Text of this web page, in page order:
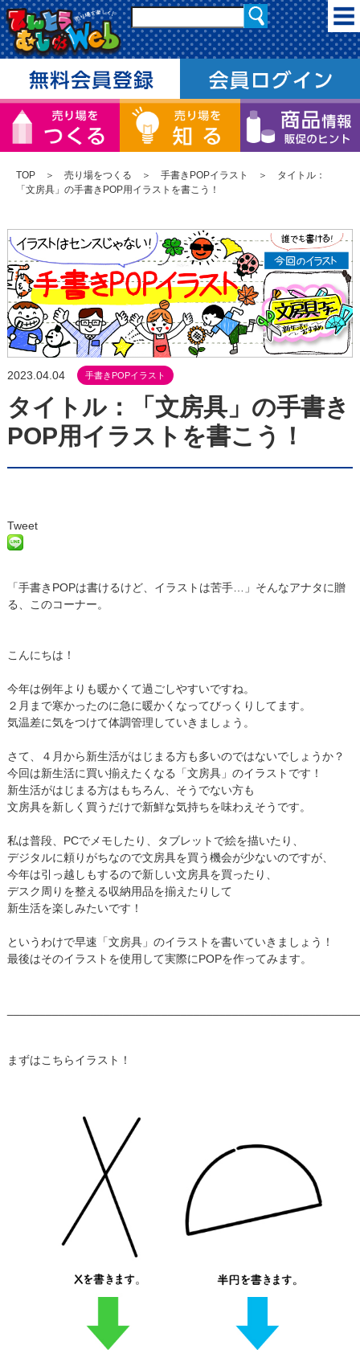
TOP ＞ 売り場をつくる ＞ 手書きPOPイラスト
＞ タイトル：
「文房具」の手書きPOP用イラストを書こう！
2023.04.04 手書きPOPイラスト
タイトル：「文房具」の手書き
POP用イラストを書こう！
Tweet
「手書きPOPは書けるけど、イラストは苦手…」そんなアナタに贈
る、このコーナー。
こんにちは！
今年は例年よりも暖かくて過ごしやすいですね。
２月まで寒かったのに急に暖かくなってびっくりしてます。
気温差に気をつけて体調管理していきましょう。
さて、４月から新生活がはじまる方も多いのではないでしょうか？
今回は新生活に買い揃えたくなる「文房具」のイラストです！
新生活がはじまる方はもちろん、そうでない方も
文房具を新しく買うだけで新鮮な気持ちを味わえそうです。
私は普段、PCでメモしたり、タブレットで絵を描いたり、
デジタルに頼りがちなので文房具を買う機会が少ないのですが、
今年は引っ越しもするので新しい文房具を買ったり、
デスク周りを整える収納用品を揃えたりして
新生活を楽しみたいです！
というわけで早速「文房具」のイラストを書いていきましょう！
最後はそのイラストを使用して実際にPOPを作ってみます。
まずはこちらイラスト！